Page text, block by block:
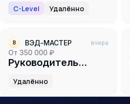
C-Level Удалённо
В ВЭД-МАСТЕР
вчера
от 350 000 ₽
Руководитель
казначейства
Удалённо